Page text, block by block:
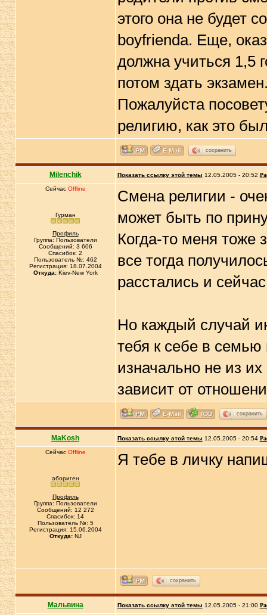
этого она не будет
boyfrienda. Еще,
должна учиться 1,5
потом здать
Пожалуйста
религию, как это
сохранить
Milenchik Показать ссылку этой темы 12.05.2005 - 20:52
Сейчас Offline
Гурман
Профиль
Группа: Пользователи
Сообщений: 3 606
Спасибок: 2
Пользователь №: 462
Регистрация: 18.07.2004
Откуда:Kiev-New York
Смена религии -
может быть по
Когда-то меня тоже
все тогда
расстались и
Но каждый случай
тебя к себе в
изначально не из
зависит от
сохранить
MaKosh Показать ссылку этой темы 12.05.2005 - 20:54
Сейчас Offline
абориген
Профиль
Группа: Пользователи
Сообщений: 12 272
Спасибок: 14
Пользователь №: 5
Регистрация: 15.06.2004
Откуда:NJ
Я тебе в личку
сохранить
Мальвина Показать ссылку этой темы 12.05.2005 - 21:00